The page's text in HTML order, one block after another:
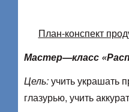
План-конспект
Мастер—класс
Цель:учить украшать
глазурью, учить